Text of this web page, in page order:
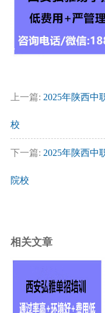
上一篇: 2025年陕西中
校
下一篇: 2025年陕西中
院校
相关文章